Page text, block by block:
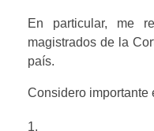
En particular, me
magistrados de la
país.
Considero importante